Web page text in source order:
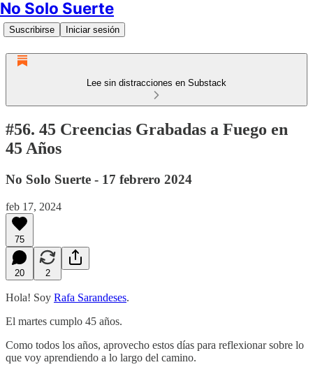
No Solo Suerte
Suscribirse Iniciar sesión
Lee sin distracciones en Substack
#56. 45 Creencias Grabadas a Fuego en
45 Años
No Solo Suerte - 17 febrero 2024
feb 17, 2024
75
20 2
Hola! Soy Rafa Sarandeses.
El martes cumplo 45 años.
Como todos los años, aprovecho estos días para reflexionar sobre lo
que voy aprendiendo a lo largo del camino.